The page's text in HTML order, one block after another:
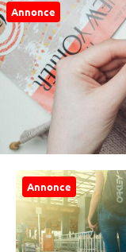
Annonce
Annonce